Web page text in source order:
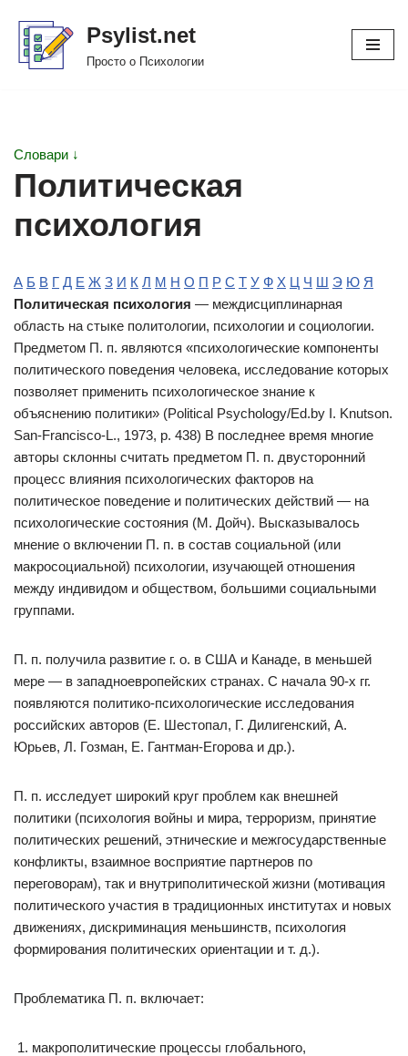
Перейти
Psylist.net
Просто о Психологии
Словари ↓
Политическая
психология
А Б В Г Д Е Ж З И К Л М Н О П Р С Т У Ф Х Ц Ч Ш Э Ю Я
Политическая психология — междисциплинарная
область на стыке политологии, психологии и социологии.
Предметом П. п. являются «психологические компоненты
политического поведения человека, исследование которых
позволяет применить психологическое знание к
объяснению политики» (Political Psychology/Ed.by I. Knutson.
San-Francisco-L., 1973, p. 438) В последнее время многие
авторы склонны считать предметом П. п. двусторонний
процесс влияния психологических факторов на
политическое поведение и политических действий — на
психологические состояния (М. Дойч). Высказывалось
мнение о включении П. п. в состав социальной (или
макросоциальной) психологии, изучающей отношения
между индивидом и обществом, большими социальными
группами.
П. п. получила развитие г. о. в США и Канаде, в меньшей
мере — в западноевропейских странах. С начала 90-х гг.
появляются политико-психологические исследования
российских авторов (Е. Шестопал, Г. Дилигенский, А.
Юрьев, Л. Гозман, Е. Гантман-Егорова и др.).
П. п. исследует широкий круг проблем как внешней
политики (психология войны и мира, терроризм, принятие
политических решений, этнические и межгосударственные
конфликты, взаимное восприятие партнеров по
переговорам), так и внутриполитической жизни (мотивация
политического участия в традиционных институтах и новых
движениях, дискриминация меньшинств, психология
формирования политических ориентации и т. д.).
Проблематика П. п. включает:
макрополитические процессы глобального,